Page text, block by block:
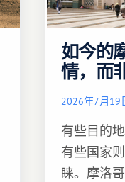
如今的
情，而
2026年7月19
有些目的
有些国家
睐。摩洛